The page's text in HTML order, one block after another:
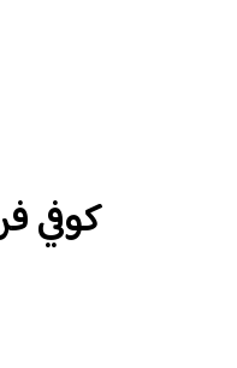
كوفي